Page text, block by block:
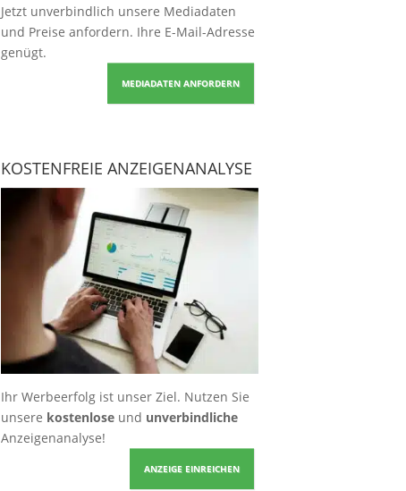
Jetzt unverbindlich unsere Mediadaten
und Preise anfordern. Ihre E-Mail-Adresse
genügt.
MEDIADATEN ANFORDERN
KOSTENFREIE ANZEIGENANALYSE
Ihr Werbeerfolg ist unser Ziel. Nutzen Sie
unsere kostenloseund unverbindliche
Anzeigenanalyse!
ANZEIGE EINREICHEN